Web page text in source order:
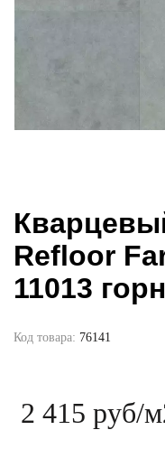
Refloor
11013
Код товара: 76141
2 415 руб/